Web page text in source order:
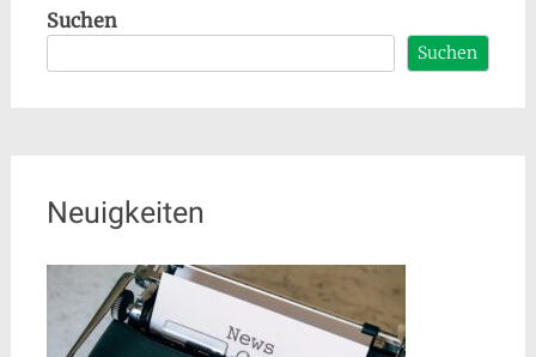
Suchen
Suchen
Neuigkeiten